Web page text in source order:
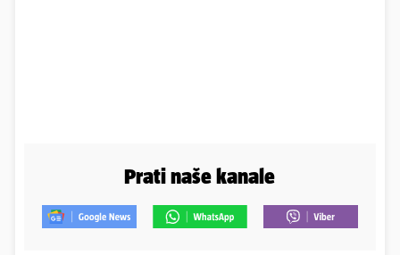
Prati naše kanale